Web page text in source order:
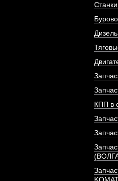
Кольца
АРТИКУЛ: A3000-
КПП в